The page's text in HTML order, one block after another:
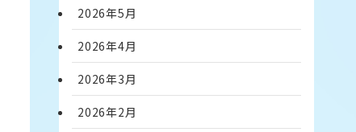
2026年5月
2026年4月
2026年3月
2026年2月